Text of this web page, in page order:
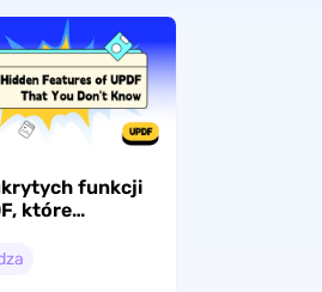
funkcji
które